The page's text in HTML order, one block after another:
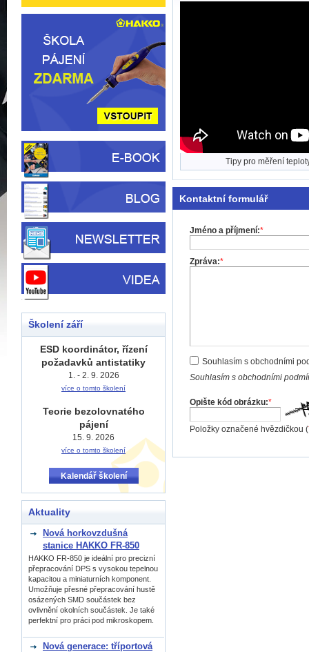
Tipy pro měření
Kontaktní formulář
Jméno a příjmení:*
Zpráva:*
Souhlasím s obchodními
Souhlasím s obchodními
Opište kód obrázku:*
Položky označené hvězdičkou (
Školení září
ESD koordinátor, řízení
požadavků antistatiky
1. - 2. 9. 2026
více o tomto školení
Teorie bezolovnatého
pájení
15. 9. 2026
více o tomto školení
Kalendář školení
Aktuality
Nová horkovzdušná
stanice HAKKO FR-850
HAKKO FR-850 je ideální pro precizní
přepracování DPS s vysokou tepelnou
kapacitou a miniaturních komponent.
Umožňuje přesné přepracování hustě
osázených SMD součástek bez
ovlivnění okolních součástek. Je také
perfektní pro práci pod mikroskopem.
Nová generace: tříportová